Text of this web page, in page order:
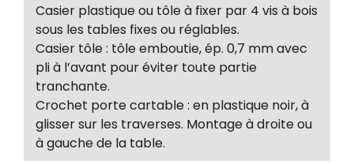
Casier plastique ou tôle à fixer par 4 vis à bois
sous les tables fixes ou réglables.
Casier tôle : tôle emboutie, ép. 0,7 mm avec
pli à l’avant pour éviter toute partie
tranchante.
Crochet porte cartable : en plastique noir, à
glisser sur les traverses. Montage à droite ou
à gauche de la table.